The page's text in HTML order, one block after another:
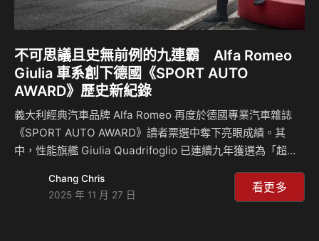
不可思議且史無前例的九連霸 Alfa Romeo
Giulia 車系創下德國《SPORT AUTO
AWARD》歷史新紀錄
義大利經典汽車品牌 Alfa Romeo 再度於德國專業汽車雜誌
《SPORT AUTO AWARD》讀者票選中奪下亮眼成績。其
中，性能旗艦 Giulia Quadrifoglio 已連續九年獲選為「超過
成為該獎項開辦以來唯一達成九連霸的車型。 在本屆評選
中，更有高達 67% 的讀者票選 Giulia Quadrifoglio 為該級距
Chang Chris
2025 年 11 月 27 日
看更多